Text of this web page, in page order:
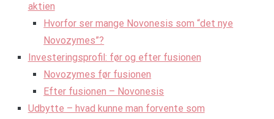
aktien
Hvorfor ser mange Novonesis som “det nye
Novozymes”?
Investeringsprofil: før og efter fusionen
Novozymes før fusionen
Efter fusionen – Novonesis
Udbytte – hvad kunne man forvente som